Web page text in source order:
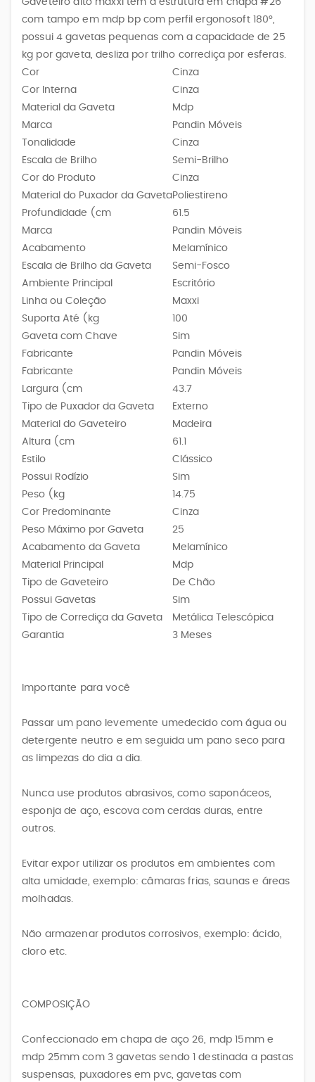
Gaveteiro alto maxxi tem a estrutura em chapa #26
com tampo em mdp bp com perfil ergonosoft 180°,
possui 4 gavetas pequenas com a capacidade de 25
kg por gaveta, desliza por trilho corrediça por esferas.
Cor
Cinza
Cor Interna
Cinza
Material da Gaveta
Mdp
Marca
Pandin Móveis
Tonalidade
Cinza
Escala de Brilho
Semi-Brilho
Cor do Produto
Cinza
Material do Puxador da GavetaPoliestireno
Profundidade (cm
61.5
Marca
Pandin Móveis
Acabamento
Melamínico
Escala de Brilho da Gaveta
Semi-Fosco
Ambiente Principal
Escritório
Linha ou Coleção
Maxxi
Suporta Até (kg
100
Gaveta com Chave
Sim
Fabricante
Pandin Móveis
Fabricante
Pandin Móveis
Largura (cm
43.7
Tipo de Puxador da Gaveta
Externo
Material do Gaveteiro
Madeira
Altura (cm
61.1
Estilo
Clássico
Possui Rodízio
Sim
Peso (kg
14.75
Cor Predominante
Cinza
Peso Máximo por Gaveta
25
Acabamento da Gaveta
Melamínico
Material Principal
Mdp
Tipo de Gaveteiro
De Chão
Possui Gavetas
Sim
Tipo de Corrediça da Gaveta
Metálica Telescópica
Garantia
3 Meses
Importante para você
Passar um pano levemente umedecido com água ou
detergente neutro e em seguida um pano seco para
as limpezas do dia a dia.
Nunca use produtos abrasivos, como saponáceos,
esponja de aço, escova com cerdas duras, entre
outros.
Evitar expor utilizar os produtos em ambientes com
alta umidade, exemplo: câmaras frias, saunas e áreas
molhadas.
Não armazenar produtos corrosivos, exemplo: ácido,
cloro etc.
COMPOSIÇÃO
Confeccionado em chapa de aço 26, mdp 15mm e
mdp 25mm com 3 gavetas sendo 1 destinada a pastas
suspensas, puxadores em pvc, gavetas com